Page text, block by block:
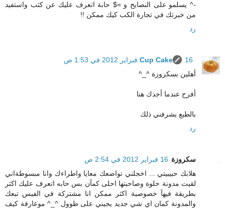
-^ يسلمو على النصايح و =$ حابة اتعرف عليك عن كثب واستفيد
من خبرتك في تجارة الكب كيك ممكن !!
رد
Cup Cake
16 فبراير 2012 في 1:53 ص
أهلين بسكروزة ^_^
أفرح عندما أجدك هنا
بالطبع يشرفني ذلك
رد
سكروزة 16 فبراير 2012 في 2:54 ص
هلابك حبيبيتي ... اخجلني تواضعك معايا واطراءك وانا مبسوطةاني
لقيت مدونة حلوة وصاحبتها احلى كمآن بس حابه اتعرف عليك اكثر
بطريقة فيهآ خصوصية اكثر ممكن انا مشتركة في الفيس تبعك
والمدونة كمان اي شي جديد يجيني على طوول ^_^ موعارفة كيف